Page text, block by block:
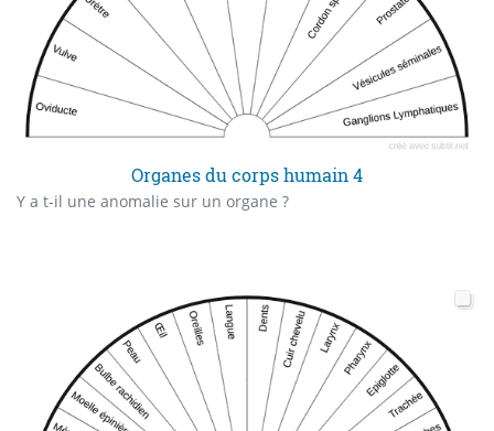
Organes du corps humain 4
Y a t-il une anomalie sur un organe ?